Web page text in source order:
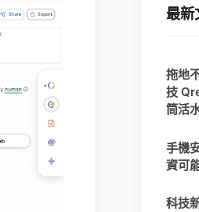
最新
拖地
技
筒活
手機
資可
科技